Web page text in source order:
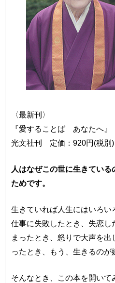
〈最新刊〉
『愛することば あなたへ
光文社刊 定価：920円(税別)
人はなぜこの世に生きてい
ためです。
生きていれば人生にはいろい
仕事に失敗したとき、失恋し
まったとき、怒りで大声を
ったとき、もう、生きるの
そんなとき、この本を開いて